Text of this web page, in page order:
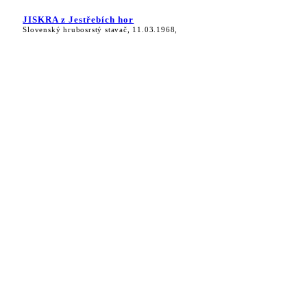
JISKRA z Jestřebích hor
Slovenský hrubosrstý stavač, 11.03.1968,